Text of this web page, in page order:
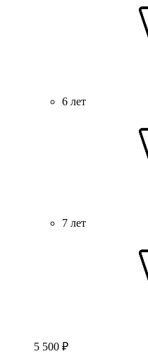
6 лет
7 лет
5 500 ₽